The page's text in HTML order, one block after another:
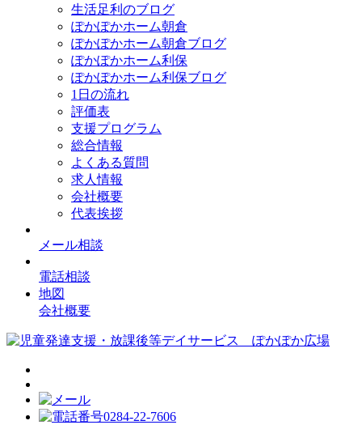
生活足利のブログ
ぽかぽかホーム朝倉
ぽかぽかホーム朝倉ブログ
ぽかぽかホーム利保
ぽかぽかホーム利保ブログ
1日の流れ
評価表
支援プログラム
総合情報
よくある質問
求人情報
会社概要
代表挨拶
メール相談
電話相談
地図
会社概要